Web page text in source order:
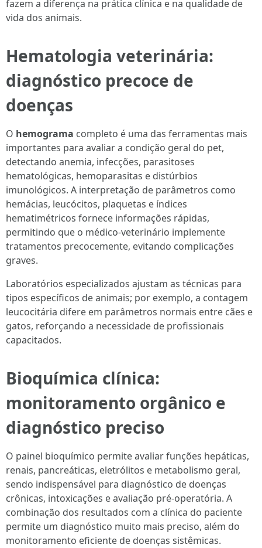
fazem a diferença na prática clínica e na qualidade de
vida dos animais.
Hematologia veterinária:
diagnóstico precoce de
doenças
O hemograma completo é uma das ferramentas mais
importantes para avaliar a condição geral do pet,
detectando anemia, infecções, parasitoses
hematológicas, hemoparasitas e distúrbios
imunológicos. A interpretação de parâmetros como
hemácias, leucócitos, plaquetas e índices
hematimétricos fornece informações rápidas,
permitindo que o médico-veterinário implemente
tratamentos precocemente, evitando complicações
graves.
Laboratórios especializados ajustam as técnicas para
tipos específicos de animais; por exemplo, a contagem
leucocitária difere em parâmetros normais entre cães e
gatos, reforçando a necessidade de profissionais
capacitados.
Bioquímica clínica:
monitoramento orgânico e
diagnóstico preciso
O painel bioquímico permite avaliar funções hepáticas,
renais, pancreáticas, eletrólitos e metabolismo geral,
sendo indispensável para diagnóstico de doenças
crônicas, intoxicações e avaliação pré-operatória. A
combinação dos resultados com a clínica do paciente
permite um diagnóstico muito mais preciso, além do
monitoramento eficiente de doenças sistêmicas.